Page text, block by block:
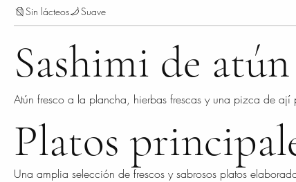
Sin lácteos Suave
Sashimi de atún
Atún fresco a la plancha, hierbas frescas y una pizca de ají
Platos
Una amplia selección de frescos y sabrosos platos